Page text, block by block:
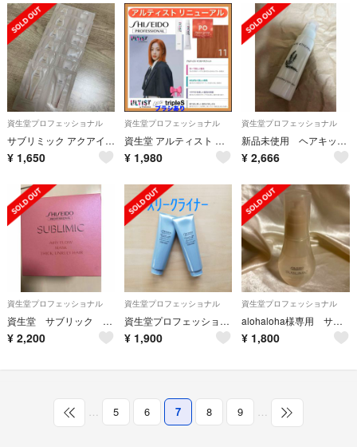
資生堂プロフェッショナル
サブリミック アクアインテンシブ サンプル パウチセット
¥ 1,650
資生堂プロフェッショナル
資生堂 アルティスト ⑪ピンクオレンジ 【ブリーチとセットで合計5%割引
¥ 1,980
資生堂プロフェッショナル
新品未使用 ヘアキッチン テクスチャライジング ライトミルク ヘアトリートメント
¥ 2,666
資生堂プロフェッショナル
資生堂 サブリック エアリーフロー マスク
¥ 2,200
資生堂プロフェッショナル
資生堂プロフェッショナル ザ・ヘアケア スリークライナー トリートメント 1(…
¥ 1,900
資生堂プロフェッショナル
alohaloha様専用 サブリミック アクアインセンティブ ベルベットオイル
¥ 1,800
… 5 6 7 8 9 …